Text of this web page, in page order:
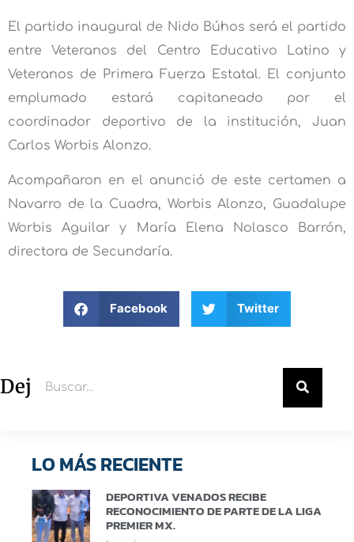
El partido inaugural de Nido Búhos será el partido
entre Veteranos del Centro Educativo Latino y
Veteranos de Primera Fuerza Estatal. El conjunto
emplumado estará capitaneado por el
coordinador deportivo de la institución, Juan
Carlos Worbis Alonzo.
Acompañaron en el anunció de este certamen a
Navarro de la Cuadra, Worbis Alonzo, Guadalupe
Worbis Aguilar y María Elena Nolasco Barrón,
directora de Secundaría.
Facebook Twitter
Deja un comentario
LO MÁS RECIENTE
DEPORTIVA VENADOS RECIBE
RECONOCIMIENTO DE PARTE DE LA LIGA
PREMIER MX.